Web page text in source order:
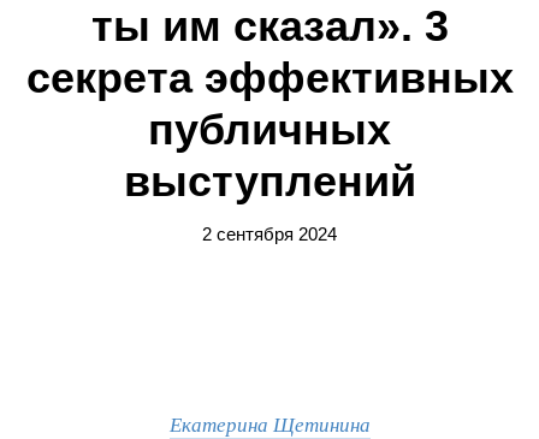
ты им сказал». 3
секрета эффективных
публичных
выступлений
2 сентября 2024
Екатерина Щетинина